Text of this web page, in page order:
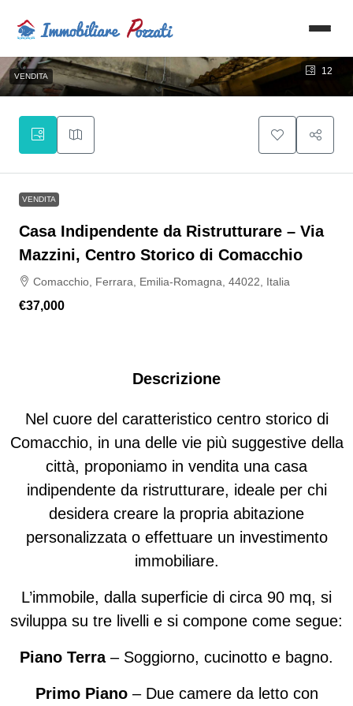
12
VENDITA
VENDITA
Casa Indipendente da Ristrutturare – Via
Mazzini, Centro Storico di Comacchio
Comacchio, Ferrara, Emilia-Romagna, 44022, Italia
€37,000
Descrizione
Nel cuore del caratteristico centro storico di
Comacchio, in una delle vie più suggestive della
città, proponiamo in vendita una casa
indipendente da ristrutturare, ideale per chi
desidera creare la propria abitazione
personalizzata o effettuare un investimento
immobiliare.
L’immobile, dalla superficie di circa 90 mq, si
sviluppa su tre livelli e si compone come segue:
Piano Terra– Soggiorno, cucinotto e bagno.
Primo Piano– Due camere da letto con